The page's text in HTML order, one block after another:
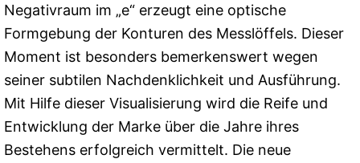
Negativraum im „e“ erzeugt eine optische
Formgebung der Konturen des Messlöffels. Dieser
Moment ist besonders bemerkenswert wegen
seiner subtilen Nachdenklichkeit und Ausführung.
Mit Hilfe dieser Visualisierung wird die Reife und
Entwicklung der Marke über die Jahre ihres
Bestehens erfolgreich vermittelt. Die neue